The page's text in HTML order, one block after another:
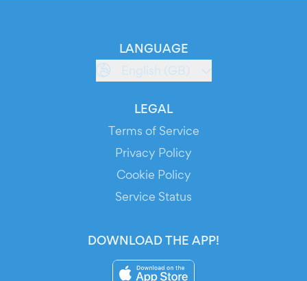
LANGUAGE
English (GB)
LEGAL
Terms of Service
Privacy Policy
Cookie Policy
Service Status
DOWNLOAD THE APP!